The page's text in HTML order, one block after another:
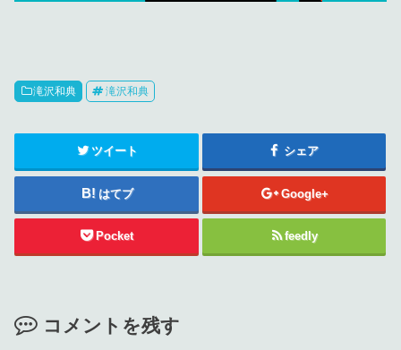
滝沢和典 滝沢和典
ツイート シェア
はてブ Google+
Pocket feedly
コメントを残す